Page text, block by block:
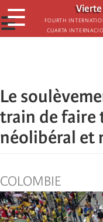
Skip
to
main
Fourth
Cuarta
☰
☰
Le
train de faire
néolibéral et
COLOMBIE